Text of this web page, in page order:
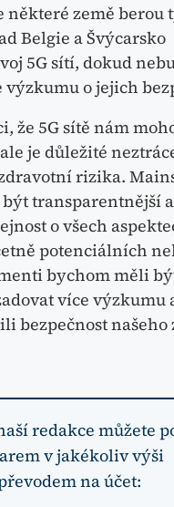
některé země berou
Belgie a Švýcarsko
5G sítí, dokud
výzkumu o jejich
že 5G sítě nám
je důležité
rizika.
transparentnější a
o všech
potenciálních
bychom měli
více výzkumu
bezpečnost našeho
redakce můžete
v jakékoliv výši
na účet: